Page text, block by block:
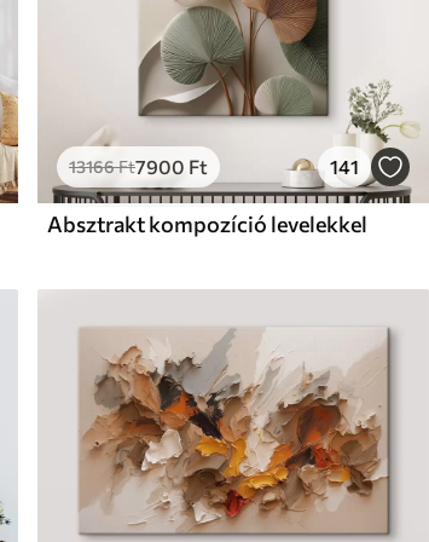
13166Ft7900 Ft 141
Absztrakt kompozíció levelekkel